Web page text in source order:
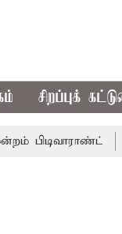
சிறப்புக்